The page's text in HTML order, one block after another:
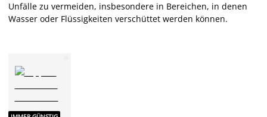
Unfälle zu vermeiden, insbesondere in Bereichen, in denen
Wasser oder Flüssigkeiten verschüttet werden können.